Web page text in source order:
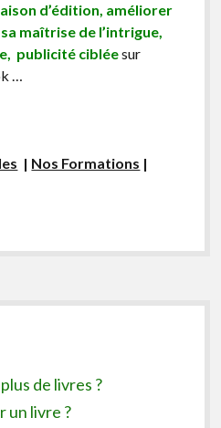
d’édition, améliorer
maîtrise de l’intrigue,
publicité cibléesur
…
| Nos Formations |
de livres ?
un livre ?